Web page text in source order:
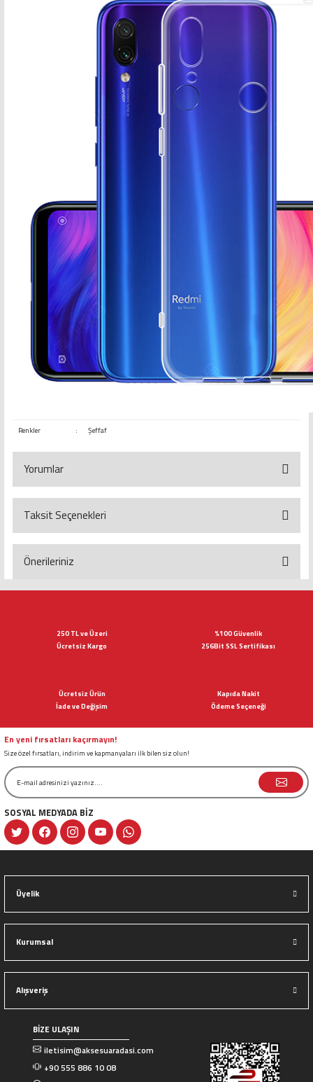
Renkler : Şeffaf
Yorumlar
Bu ürüne ilk yorumu siz yapın!
Taksit Seçenekleri
Önerileriniz
Ürün bilgilerinde hatalar bulunuyor.
Bu ürüne benzer farklı alternatifler olmalı.
250 TL ve Üzeri
Ücretsiz Kargo
%100 Güvenlik
256Bit SSL Sertifikası
Ücretsiz Ürün
İade ve Değişim
Kapıda Nakit
Ödeme Seçeneği
En yeni fırsatları kaçırmayın!
Size özel fırsatları, indirim ve kapmanyaları ilk bilen siz olun!
SOSYAL MEDYADA BİZ
Üyelik
Kurumsal
Alışveriş
BİZE ULAŞIN
iletisim@aksesuaradasi.com
+90 555 886 10 08